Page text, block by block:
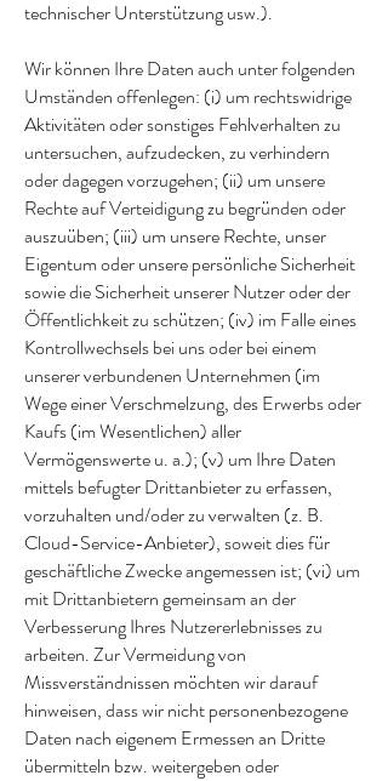
technischer Unterstützung usw.).
Wir können Ihre Daten auch unter folgenden
Umständen offenlegen: (i) um rechtswidrige
Aktivitäten oder sonstiges Fehlverhalten zu
untersuchen, aufzudecken, zu verhindern
oder dagegen vorzugehen; (ii) um unsere
Rechte auf Verteidigung zu begründen oder
auszuüben; (iii) um unsere Rechte, unser
Eigentum oder unsere persönliche Sicherheit
sowie die Sicherheit unserer Nutzer oder der
Öffentlichkeit zu schützen; (iv) im Falle eines
Kontrollwechsels bei uns oder bei einem
unserer verbundenen Unternehmen (im
Wege einer Verschmelzung, des Erwerbs oder
Kaufs (im Wesentlichen) aller
Vermögenswerte u. a.); (v) um Ihre Daten
mittels befugter Drittanbieter zu erfassen,
vorzuhalten und/oder zu verwalten (z. B.
Cloud-Service-Anbieter), soweit dies für
geschäftliche Zwecke angemessen ist; (vi) um
mit Drittanbietern gemeinsam an der
Verbesserung Ihres Nutzererlebnisses zu
arbeiten. Zur Vermeidung von
Missverständnissen möchten wir darauf
hinweisen, dass wir nicht personenbezogene
Daten nach eigenem Ermessen an Dritte
übermitteln bzw. weitergeben oder